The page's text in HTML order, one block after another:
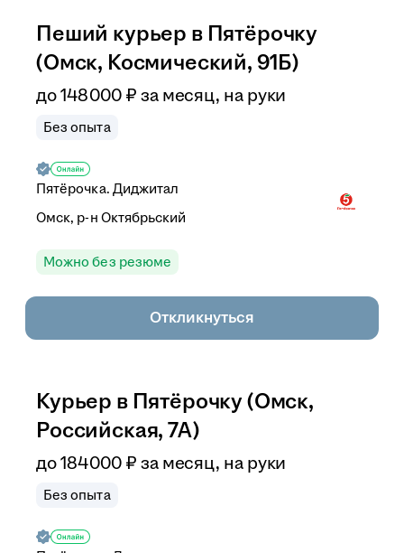
Пеший курьер в Пятёрочку
(Омск, Космический, 91Б)
до148 000 ₽ за месяц, на руки
Без опыта
Пятёрочка. Диджитал
Омск, р-н Октябрьский
Можно без резюме
Откликнуться
Курьер в Пятёрочку (Омск,
Российская, 7А)
до184 000 ₽ за месяц, на руки
Без опыта